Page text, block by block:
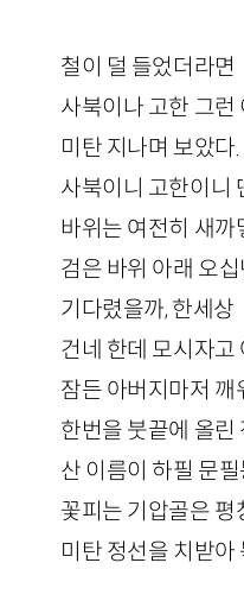
철이 덜 들었더라면
사북이나 고한 그
미탄 지나며 보았다.
사북이니 고한이니
바위는 여전히 새까
검은 바위 아래 오
기다렸을까, 한세상
건네 한데 모시자고
잠든 아버지마저 깨
한번을 붓끝에 올린
산 이름이 하필 문
꽃피는 기압골은 평
미탄 정선을 치받아